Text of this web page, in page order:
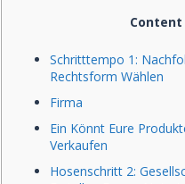
Content
Schritttempo 1:
Rechtsform Wählen
Firma
Ein Könnt Eure
Verkaufen
Hosenschritt 2: